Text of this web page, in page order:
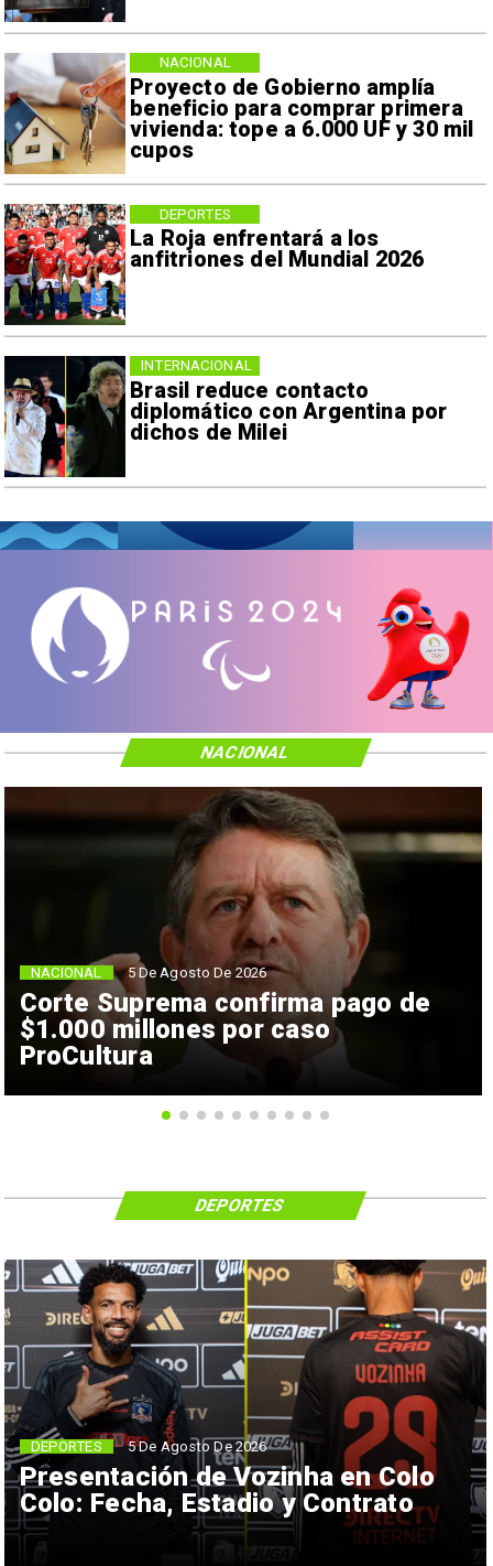
Proyecto de Gobierno amplía
beneficio para comprar primera
vivienda: tope a 6.000 UF y 30 mil
cupos
NACIONAL
La Roja enfrentará a los
anfitriones del Mundial 2026
DEPORTES
Brasil reduce contacto
diplomático con Argentina por
dichos de Milei
INTERNACIONAL
Corte Suprema confirma pago de
$1.000 millones por caso
ProCultura
NACIONAL 5 De Agosto De 2026
NACIONAL
Presentación de Vozinha en Colo
Colo: Fecha, Estadio y Contrato
DEPORTES 5 De Agosto De 2026
DEPORTES